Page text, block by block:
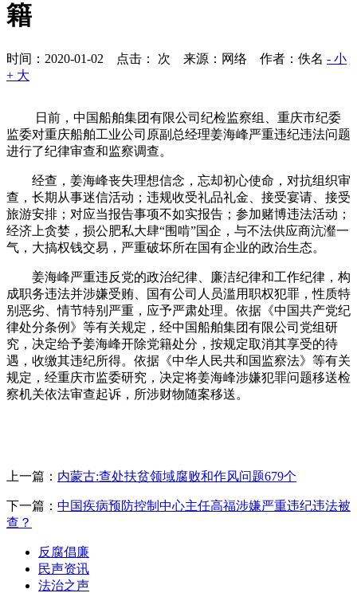
籍
时间：2020-01-02 点击： 次 来源：网络 作者：佚名 - 小
+ 大
日前，中国船舶集团有限公司纪检监察组、重庆市纪委
监委对重庆船舶工业公司原副总经理姜海峰严重违纪违法问题
进行了纪律审查和监察调查。
经查，姜海峰丧失理想信念，忘却初心使命，对抗组织审
查，长期从事迷信活动；违规收受礼品礼金、接受宴请、接受
旅游安排；对应当报告事项不如实报告；参加赌博违法活动；
经济上贪婪，损公肥私大肆“围啃”国企，与不法供应商沆瀣一
气，大搞权钱交易，严重破坏所在国有企业的政治生态。
姜海峰严重违反党的政治纪律、廉洁纪律和工作纪律，构
成职务违法并涉嫌受贿、国有公司人员滥用职权犯罪，性质特
别恶劣、情节特别严重，应予严肃处理。依据《中国共产党纪
律处分条例》等有关规定，经中国船舶集团有限公司党组研
究，决定给予姜海峰开除党籍处分，按规定取消其享受的待
遇，收缴其违纪所得。依据《中华人民共和国监察法》等有关
规定，经重庆市监委研究，决定将姜海峰涉嫌犯罪问题移送检
察机关依法审查起诉，所涉财物随案移送。
上一篇： 内蒙古:查处扶贫领域腐败和作风问题679个
下一篇： 中国疾病预防控制中心主任高福涉嫌严重违纪违法被
查？
反腐倡廉
民声资讯
法治之声